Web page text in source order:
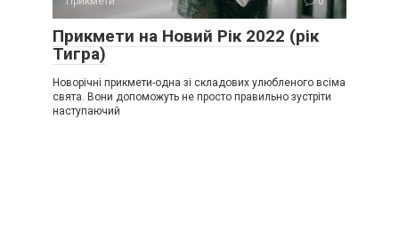
Прикмети на Новий Рік 2022 (рік
Тигра)
Новорічні прикмети-одна зі складових улюбленого всіма
свята. Вони допоможуть не просто правильно зустріти
наступаючий